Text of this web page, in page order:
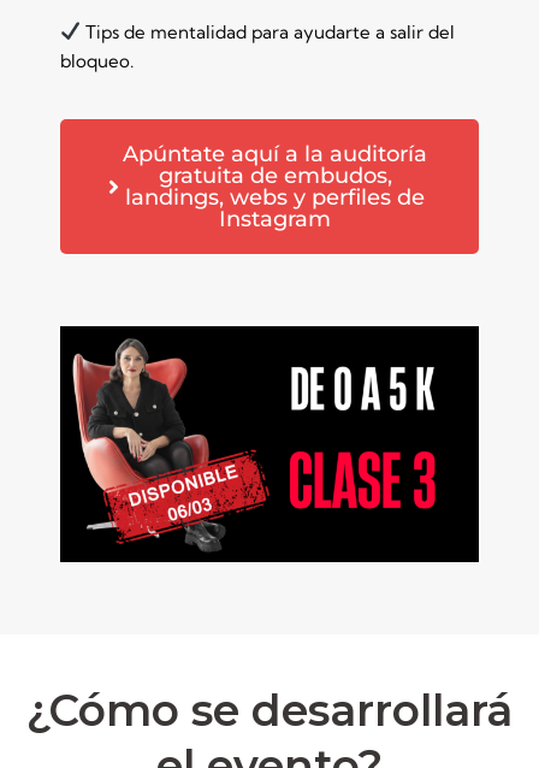
Tips de mentalidad para ayudarte a salir del
bloqueo.
Apúntate aquí a la auditoría
gratuita de embudos,
landings, webs y perfiles de
Instagram
¿Cómo se desarrollará